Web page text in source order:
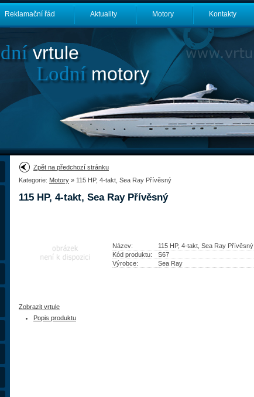
Reklamační řád Aktuality Motory Kontakty
vrtule
Lodnímotory
Zpět na předchozí stránku
Kategorie: Motory » 115 HP, 4-takt, Sea Ray Přívěsný
115 HP, 4-takt, Sea Ray Přívěsný
Název:
115 HP, 4-takt, Sea Ray Přívěsný
Kód produktu:
S67
Výrobce:
Sea Ray
Zobrazit vrtule
Popis produktu